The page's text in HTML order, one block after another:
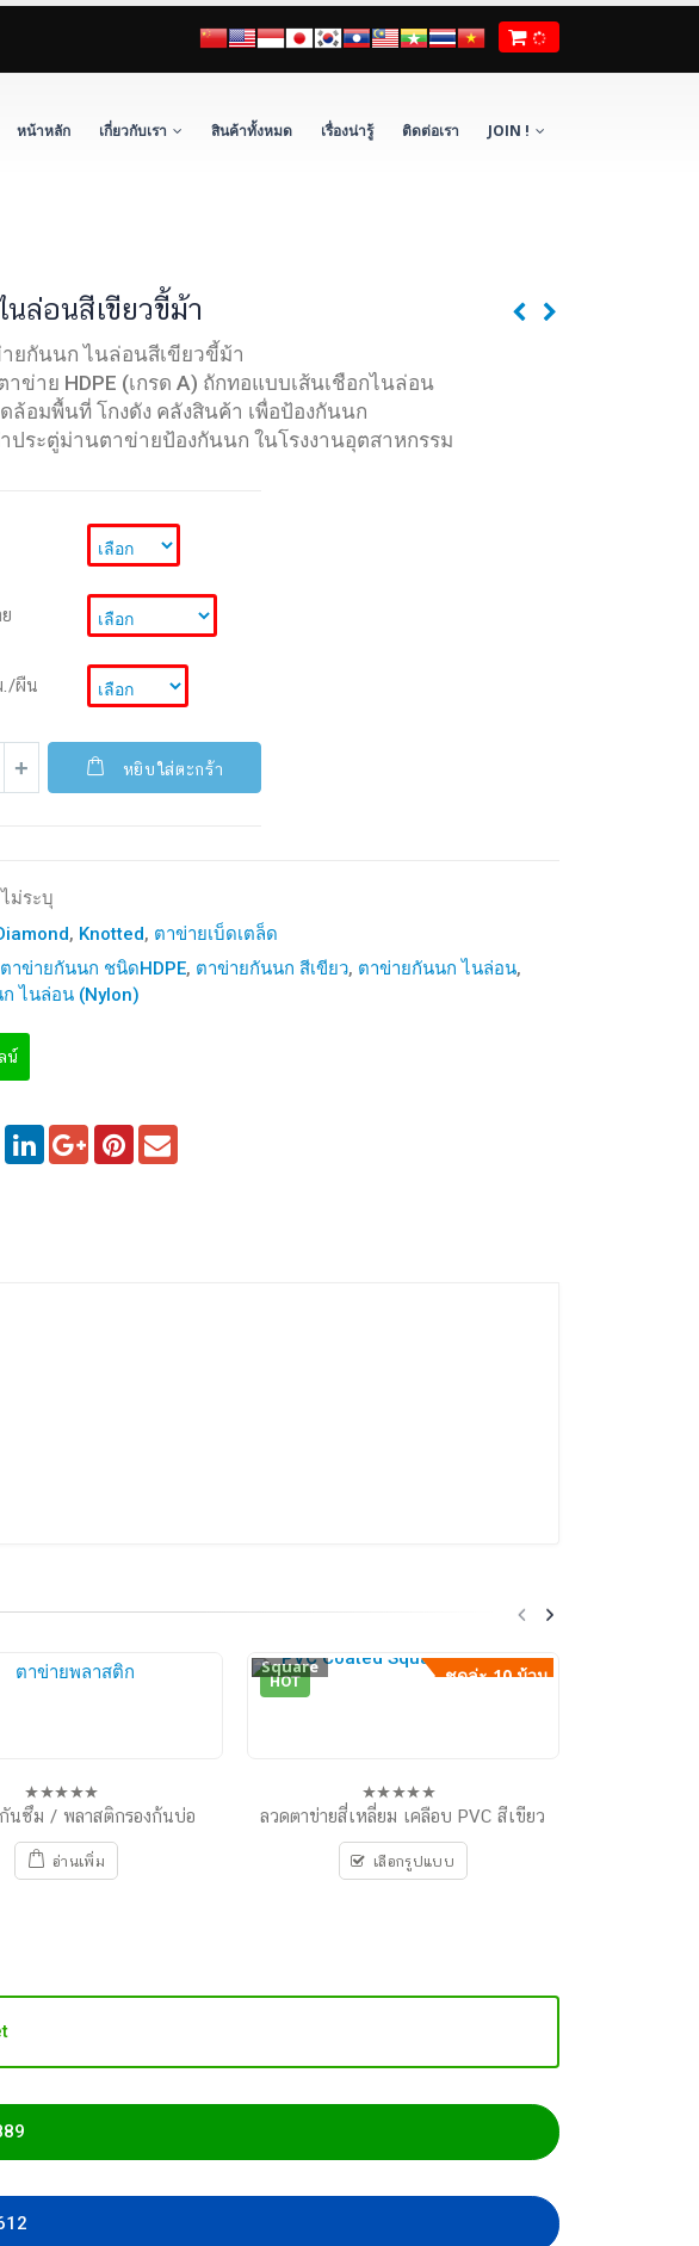
หน้าหลัก เกี่ยวกับเรา สินค้าทั้งหมด เรื่องน่ารู้ ติดต่อเรา JOIN !
นล่อนสีเขียวขี้ม้า
ยกันนก ไนล่อนสีเขียวขี้ม้า
าข่าย HDPE (เกรด A) ถักทอแบบเส้นเชือกไนล่อน
ล้อมพื้นที่ โกงดัง คลังสินค้า เพื่อป้องกันนก
ประตู่ม่านตาข่ายป้องกันนก ในโรงงานอุตสาหกรรม
./ผืน
หยิบใส่ตะกร้า
ไม่ระบุ
, Knotted, ตาข่ายเบ็ดเตล็ด
ตาข่ายกันนก ชนิดHDPE, ตาข่ายกันนก สีเขียว, ตาข่ายกันนก ไนล่อน,
ไนล่อน (Nylon)
น์
0
of
5
นซึม / พลาสติกรองก้นบ่อ
อ่านเพิ่ม
HOT ชุดล่ะ 10 ม้วน
Square
0
of
5
ลวดตาข่ายสี่เหลี่ยม เคลือบ PVC สีเขียว
เลือกรูปแบบ